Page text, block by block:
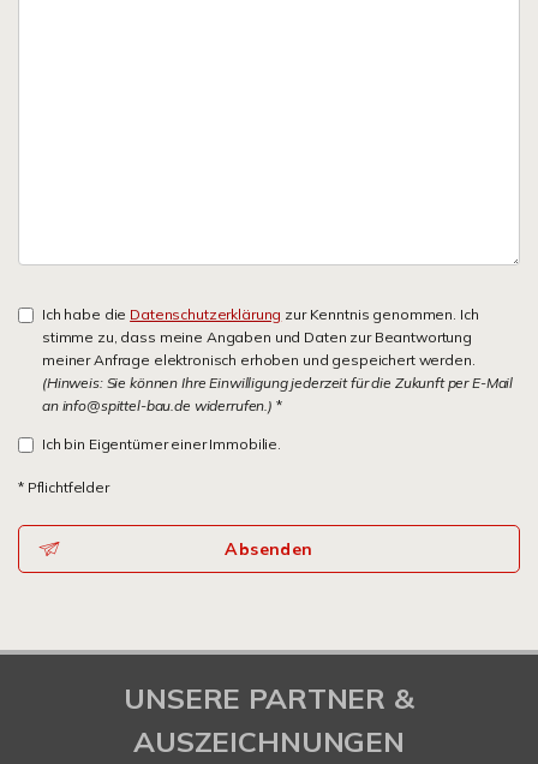
Ich habe die Datenschutzerklärung zur Kenntnis genommen. Ich
stimme zu, dass meine Angaben und Daten zur Beantwortung
meiner Anfrage elektronisch erhoben und gespeichert werden.
(Hinweis: Sie können Ihre Einwilligung jederzeit für die Zukunft per E-Mail
an info@spittel-bau.de widerrufen.) *
Ich bin Eigentümer einer Immobilie.
* Pflichtfelder
Absenden
UNSERE PARTNER &
AUSZEICHNUNGEN